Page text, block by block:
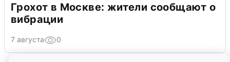
Грохот в Москве: жители сообщают о
вибрации
7 августа 0